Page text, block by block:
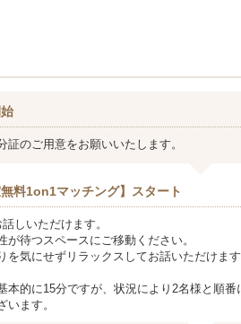
証のご用意をお願いいたします。
料1on1マッチング】スタート
しいただけます。
が待つスペースにご移動ください。
を気にせずリラックスしてお話いただけます
的に15分ですが、状況により2名様と順
います。